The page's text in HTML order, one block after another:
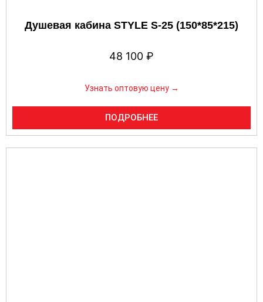
Душевая кабина STYLE S-25 (150*85*215)
48 100 ₽
Узнать оптовую цену →
ПОДРОБНЕЕ